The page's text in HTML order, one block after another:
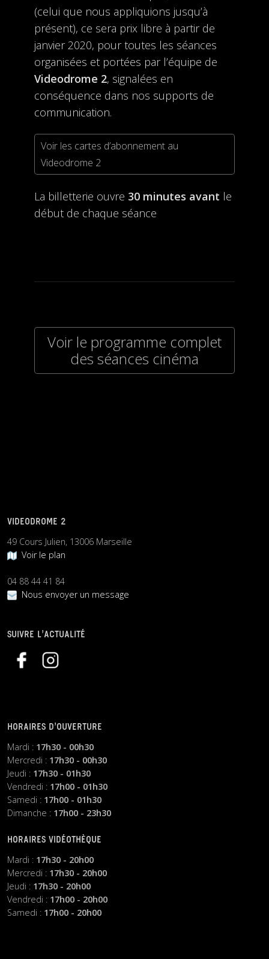
(celui que nous appliquions jusqu’à
présent), ce sera prix libre à partir de
janvier 2020, pour toutes les séances
organisées et portées par l’équipe de
Videodrome 2, signalées en
conséquence dans nos supports de
communication.
Voir les cartes d’abonnement au
Videodrome 2
La billetterie ouvre 30 minutes avant le
début de chaque séance
Voir le programme complet
des séances cinéma
VIDEODROME 2
49 Cours Julien, 13006 Marseille
Voir le plan
04 88 44 41 84
Nous envoyer un message
SUIVRE L’ACTUALITÉ
HORAIRES D’OUVERTURE
Mardi : 17h30 - 00h30
Mercredi : 17h30 - 00h30
Jeudi : 17h30 - 01h30
Vendredi : 17h00 - 01h30
Samedi : 17h00 - 01h30
Dimanche : 17h00 - 23h30
HORAIRES VIDÉOTHÈQUE
Mardi : 17h30 - 20h00
Mercredi : 17h30 - 20h00
Jeudi : 17h30 - 20h00
Vendredi : 17h00 - 20h00
Samedi : 17h00 - 20h00